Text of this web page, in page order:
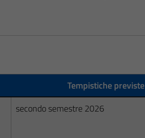
Tempistiche previste
secondo semestre 2026